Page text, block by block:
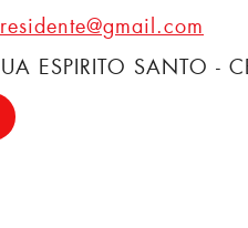
ESPIRITO SANTO -